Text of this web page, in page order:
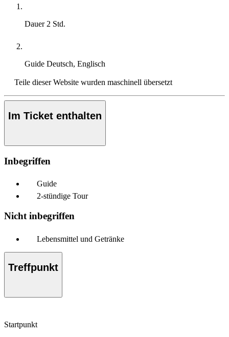
Dauer 2 Std.
Guide Deutsch, Englisch
Teile dieser Website wurden maschinell übersetzt
Im Ticket enthalten
Inbegriffen
Guide
2-stündige Tour
Nicht inbegriffen
Lebensmittel und Getränke
Treffpunkt
Startpunkt